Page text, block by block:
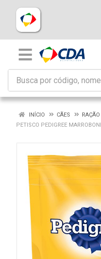
INÍCIO CÃES
PETISCO PEDIGREE